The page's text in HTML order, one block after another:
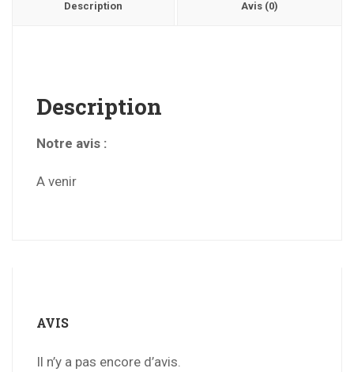
Description Avis (0)
Description
Notre avis :
A venir
AVIS
Il n’y a pas encore d’avis.